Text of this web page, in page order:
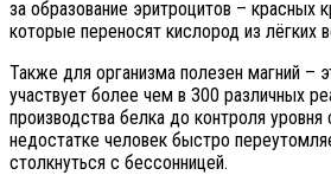
за образование эритроцитов – красных
которые переносят кислород из лёгких
Также для организма полезен магний –
участвует более чем в 300 различных
производства белка до контроля уровня
недостатке человек быстро
столкнуться с бессонницей.